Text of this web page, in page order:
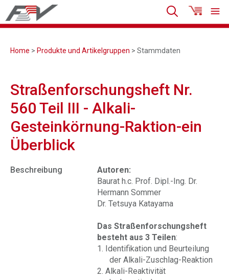
Home > Produkte und Artikelgruppen > Stammdaten
Straßenforschungsheft Nr.
560 Teil III - Alkali-
Gesteinkörnung-Raktion-ein
Überblick
Beschreibung
Autoren:
Baurat h.c. Prof. Dipl.-Ing. Dr.
Hermann Sommer
Dr. Tetsuya Katayama
Das Straßenforschungsheft
besteht aus 3 Teilen:
1. Identifikation und Beurteilung
der Alkali-Zuschlag-Reaktion
2. Alkali-Reaktivität